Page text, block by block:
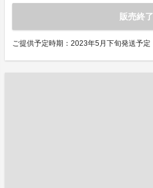
販売終了
ご提供予定時期：2023年5月下旬発送予定